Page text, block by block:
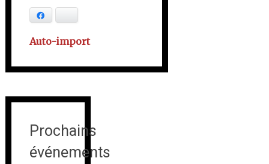
Auto-import
Prochains
événements